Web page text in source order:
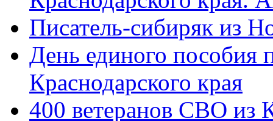
Писатель-сибиряк из
День единого пособия
Краснодарского края
400 ветеранов СВО из